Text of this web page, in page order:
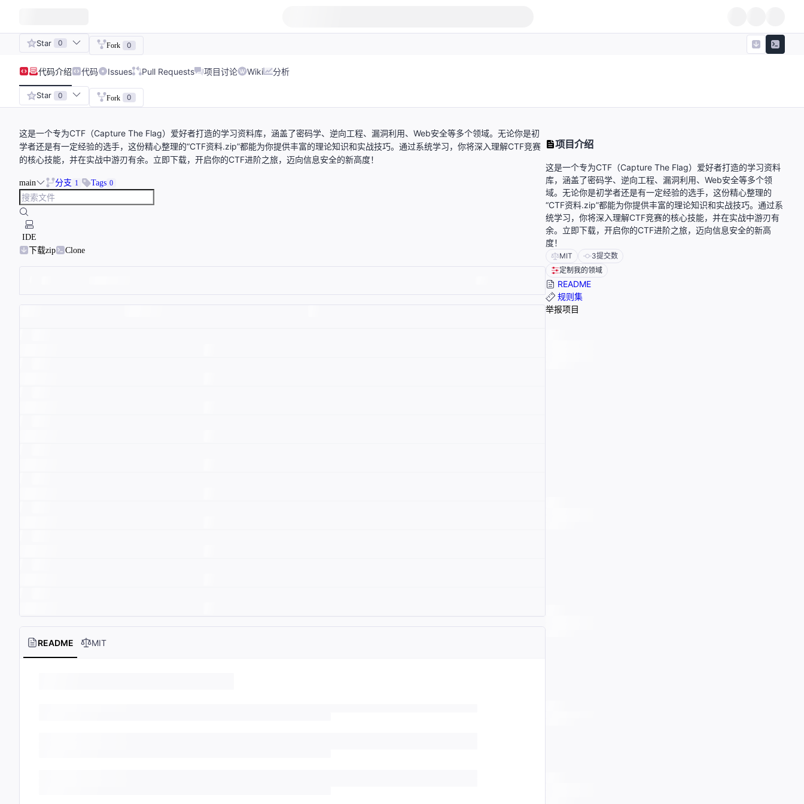
Star 0 Fork 0
代码介绍 代码 Issues Pull Requests 项目讨论 Wiki 分析
Star 0 Fork 0
这是一个专为CTF（Capture The Flag）爱好者打造的学习资料库，涵盖了密码学、逆向工程、漏洞利用、Web安全等多个领域。无论你是初
学者还是有一定经验的选手，这份精心整理的“CTF资料.zip”都能为你提供丰富的理论知识和实战技巧。通过系统学习，你将深入理解CTF竞赛
的核心技能，并在实战中游刃有余。立即下载，开启你的CTF进阶之旅，迈向信息安全的新高度！
main 分支 1 Tags 0
IDE
下载zip
Clone
README MIT
项目介绍
这是一个专为CTF（Capture The Flag）爱好者打造的学习资料
库，涵盖了密码学、逆向工程、漏洞利用、Web安全等多个领
域。无论你是初学者还是有一定经验的选手，这份精心整理的
“CTF资料.zip”都能为你提供丰富的理论知识和实战技巧。通过系
统学习，你将深入理解CTF竞赛的核心技能，并在实战中游刃有
余。立即下载，开启你的CTF进阶之旅，迈向信息安全的新高
度！
MIT 3提交数
定制我的领域
README
规则集
举报项目